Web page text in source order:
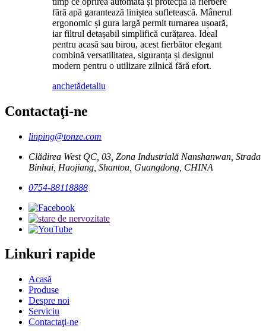
fără apă garantează liniștea sufletească. Mânerul
ergonomic și gura largă permit turnarea ușoară,
iar filtrul detașabil simplifică curățarea. Ideal
pentru acasă sau birou, acest fierbător elegant
combină versatilitatea, siguranța și designul
modern pentru o utilizare zilnică fără efort.
anchetădetaliu
Contactaţi-ne
linping@tonze.com
Clădirea West QC, 03, Zona Industrială Nanshanwan, Strada
Binhai, Haojiang, Shantou, Guangdong, CHINA
0754-88118888
Linkuri rapide
Acasă
Produse
Despre noi
Serviciu
Contactaţi-ne